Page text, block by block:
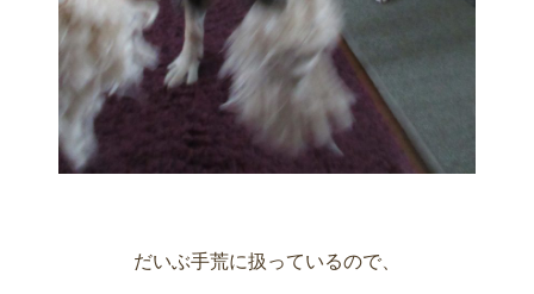
だいぶ手荒に扱っているので、